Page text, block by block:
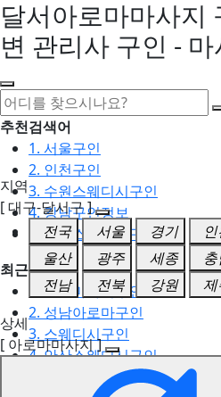
달서아로마마사지
변 관리사 구인 -
추천검색어
1. 서울구인
2. 인천구인
3. 수원스웨디시구인
4. 강남구인정보
5. 동탄스웨디시구인
최근검색어
1. 일산마사지구인
2. 성남아로마구인
3. 스웨디시구인
4. 안산스웨디시구인
5. 아로마구인
지역
[ 대구-달서구 ]
전국
서울 경기
울산
광주 세종
전남
전북 강원
제
상세
[ 아로마마사지 ]